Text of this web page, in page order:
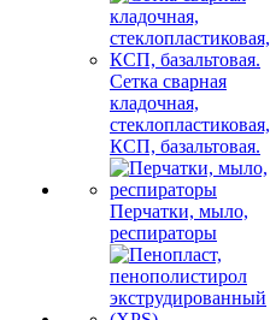
Сетка сварная
кладочная,
стеклопластиковая,
КСП, базальтовая.
Перчатки, мыло,
респираторы